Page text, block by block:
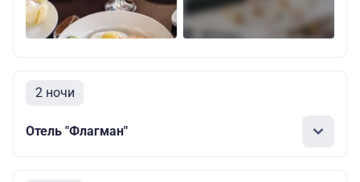
2 ночи
Отель "Флагман"